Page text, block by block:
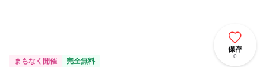
保存
0
まもなく開催 完全無料